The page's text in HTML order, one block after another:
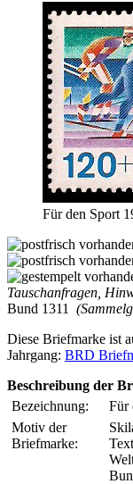
Für den Sport
Tauschanfragen,
Bund 1311
Diese Briefmarke ist
Jahrgang: BRD
Beschreibung der
Bezeichnung:
Für
Motiv der
Briefmarke: